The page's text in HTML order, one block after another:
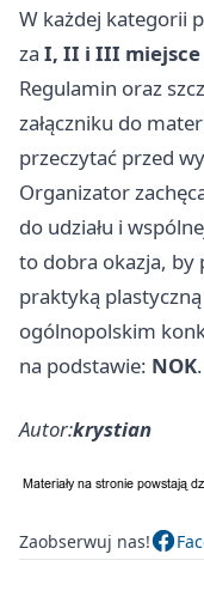
W każdej kategorii
za I, II i III miejsce
Regulamin oraz
załączniku do
przeczytać przed
Organizator
do udziału i
to dobra okazja, by
praktyką
ogólnopolskim
na podstawie: NOK.
Autor:krystian
Zaobserwuj nas!